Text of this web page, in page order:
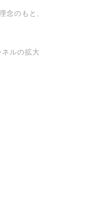
念のもと、
ルの拡大